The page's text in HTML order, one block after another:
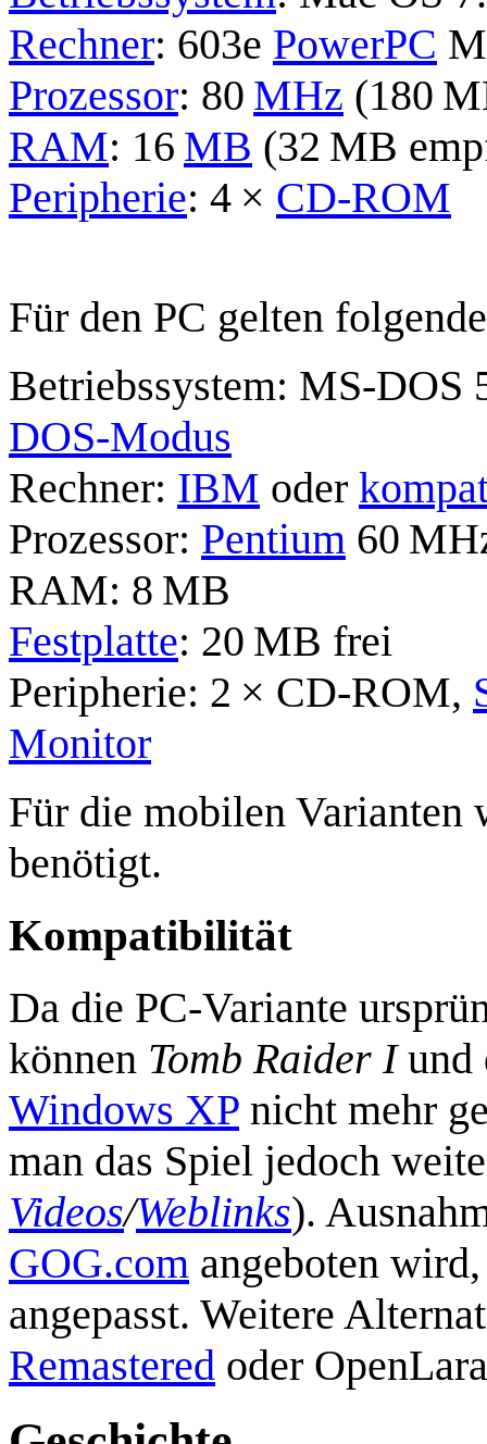
Rechner: 603e PowerPC
Prozessor: 80 MHz (180
RAM: 16 MB (32 MB
Peripherie: 4 × CD-ROM
Für den PC gelten
Betriebssystem: MS-DOS
DOS-Modus
Rechner: IBM oder
Prozessor: Pentium 60
RAM: 8 MB
Festplatte: 20 MB frei
Peripherie: 2 × CD-ROM,
Monitor
Für die mobilen Varianten
benötigt.
Kompatibilität
Da die PC-Variante
können Tomb Raider Iund
Windows XP nicht mehr
man das Spiel jedoch
Videos/Weblinks).
GOG.com angeboten
angepasst. Weitere
Remastered oder